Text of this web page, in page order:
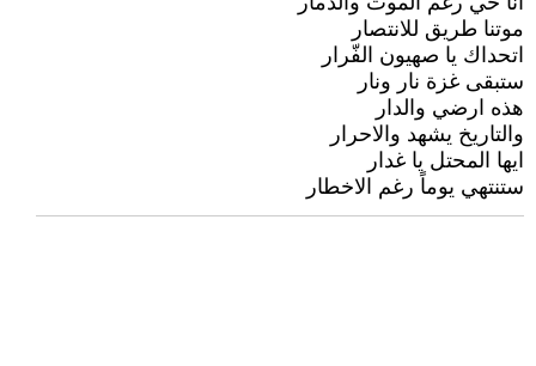
موتنا طريق للانتصار
اتحداك يا صهيون الفّرار
ستبقى غزة نار ونار
هذه ارضي والدار
والتاريخ يشهد والاحرار
ايها المحتل يا غدار
ستنتهي يوماً رغم الاخطار